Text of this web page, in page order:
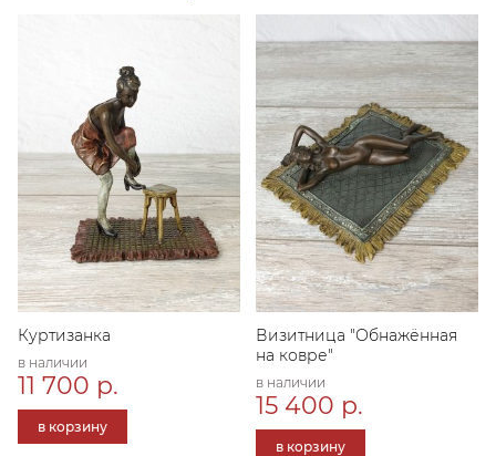
Куртизанка
в наличии
11 700 р.
в корзину
Визитница "Обнажённая
на ковре"
в наличии
15 400 р.
в корзину